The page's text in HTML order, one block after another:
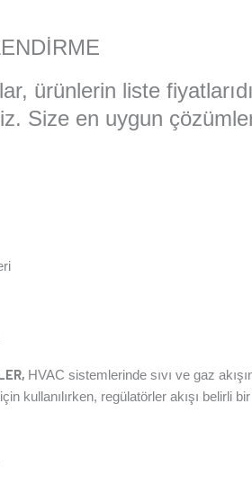
ürünlerin liste
Size en uygun
HVAC sistemlerinde sıvı ve gaz
kullanılırken, regülatörler akışı belirli